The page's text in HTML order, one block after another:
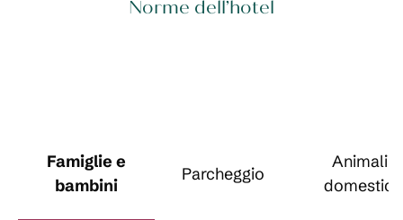
Norme dell’hotel
Famiglie e
bambini
Parcheggio
Animali
domestici